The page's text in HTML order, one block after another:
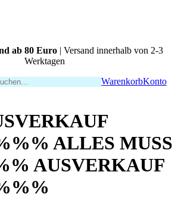
ab 80 Euro | Versand innerhalb von 2-3
Werktagen
WarenkorbKonto
ALLES MUSS
AUSVERKAUF